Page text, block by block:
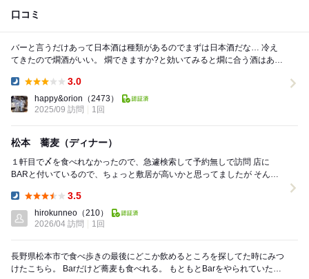
口コミ
バーと言うだけあって日本酒は種類があるのでまずは日本酒だな… 冷え
てきたので燗酒がいい。 燗できますか?と効いてみると燗に合う酒はあり
3.0
happy&orion （2473）
2025/09 訪問
1回
松本 蕎麦（ディナー）
１軒目で〆を食べれなかったので、急遽検索して予約無しで訪問 店に
BARと付いているので、ちょっと敷居が高いかと思ってましたが そんな
3.5
hirokunneo （210）
2026/04 訪問
1回
長野県松本市で食べ歩きの最後にどこか飲めるところを探してた時にみつ
けたこちら。 Barだけど蕎麦も食べれる。 もともとBarをやられていた店